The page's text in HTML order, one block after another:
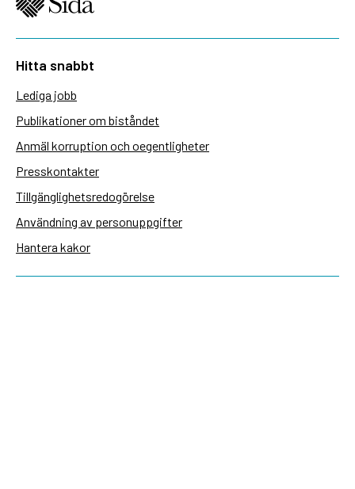
Hitta snabbt
Lediga jobb
Publikationer om biståndet
Anmäl korruption och oegentligheter
Presskontakter
Tillgänglighetsredogörelse
Användning av personuppgifter
Hantera kakor